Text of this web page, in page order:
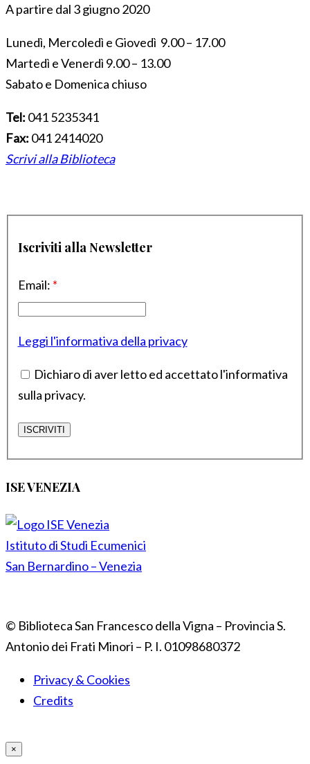
A partire dal 3 giugno 2020
Lunedì, Mercoledì e Giovedì 9.00 – 17.00
Martedì e Venerdì 9.00 – 13.00
Sabato e Domenica chiuso
Tel: 041 5235341
Fax: 041 2414020
Scrivi alla Biblioteca
Iscriviti alla Newsletter
Email: *
Leggi l'informativa della privacy
Dichiaro di aver letto ed accettato l'informativa
sulla privacy.
ISE VENEZIA
Istituto di Studi Ecumenici
San Bernardino – Venezia
© Biblioteca San Francesco della Vigna – Provincia S.
Antonio dei Frati Minori – P. I. 01098680372
Privacy & Cookies
Credits
×